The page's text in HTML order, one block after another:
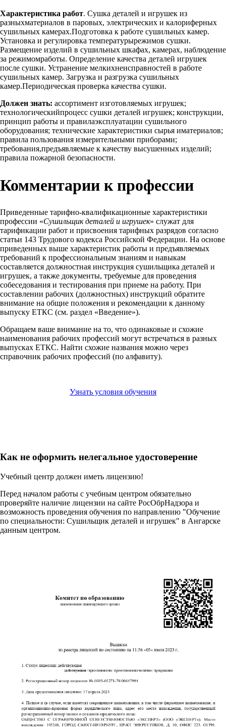
Характеристика работ. Сушка деталей и игрушек из
разныхматериалов в паровых, электрических и калориферных
сушильных камерах.Подготовка к работе сушильных камер.
Установка и регулировка температурырежимов сушки.
Размещение изделий в сушильных шкафах, камерах, наблюдение
за режимомработы. Определение качества деталей игрушек
после сушки. Устранение мелкихнеисправностей в работе
сушильных камер. Загрузка и разгрузка сушильных
камер.Периодическая проверка качества сушки.
Должен знать: ассортимент изготовляемых игрушек;
технологическийпроцесс сушки деталей игрушек; конструкции,
принцип работы и правилаэксплуатации сушильного
оборудования; технические характеристики сырья иматериалов;
правила пользования измерительными приборами;
требования,предъявляемые к качеству высушенных изделий;
правила пожарной безопасности.
Комментарии к профессии
Приведенные тарифно-квалификационные характеристики
профессии «Сушильщик деталей и игрушек» служат для
тарификации работ и присвоения тарифных разрядов согласно
статьи 143 Трудового кодекса Российской Федерации. На основе
приведенных выше характеристик работы и предъявляемых
требований к профессиональным знаниям и навыкам
составляется должностная инструкция сушильщика деталей и
игрушек, а также документы, требуемые для проведения
собеседования и тестирования при приеме на работу. При
составлении рабочих (должностных) инструкций обратите
внимание на общие положения и рекомендации к данному
выпуску ЕТКС (см. раздел «Введение»).
Обращаем ваше внимание на то, что одинаковые и схожие
наименования рабочих профессий могут встречаться в разных
выпусках ЕТКС. Найти схожие названия можно через
справочник рабочих профессий (по алфавиту).
Узнать условия обучения
Как не оформить нелегальное удостоверение
Учебный центр должен иметь лицензию!
Перед началом работы с учебным центром обязательно
проверяйте наличие лицензии на сайте РосОбрНадзора и
возможность проведения обучения по направлению "Обучение
по специальности: Сушильщик деталей и игрушек" в Ангарске
данным центром.